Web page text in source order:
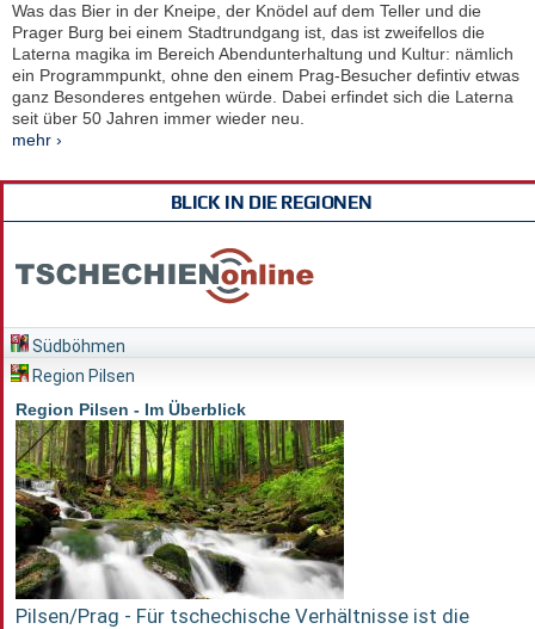
Was das Bier in der Kneipe, der Knödel auf dem Teller und die
Prager Burg bei einem Stadtrundgang ist, das ist zweifellos die
Laterna magika im Bereich Abendunterhaltung und Kultur: nämlich
ein Programmpunkt, ohne den einem Prag-Besucher defintiv etwas
ganz Besonderes entgehen würde. Dabei erfindet sich die Laterna
seit über 50 Jahren immer wieder neu.
mehr ›
BLICK IN DIE REGIONEN
Südböhmen
Region Pilsen
Region Pilsen - Im Überblick
Pilsen/Prag - Für tschechische Verhältnisse ist die